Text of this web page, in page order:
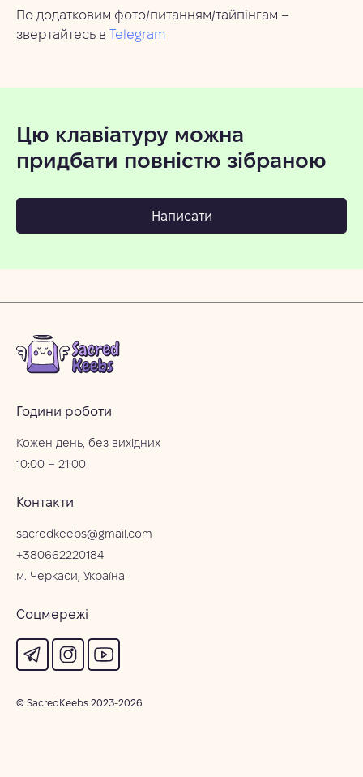
По додатковим фото/питанням/тайпінгам –
звертайтесь в
Telegram
Цю клавіатуру можна
придбати повністю зібраною
Написати
Години роботи
Кожен день, без вихідних
10:00 – 21:00
Контакти
sacredkeebs@gmail.com
+380662220184
м. Черкаси, Україна
Соцмережі
© SacredKeebs 2023-2026